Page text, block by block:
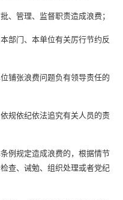
管理、监督职责造成浪费；
门、本单位有关厉行节约反
张浪费问题负有领导责任的
依纪依法追究有关人员的责
规定造成浪费的，根据情节
查、诫勉、组织处理或者党纪